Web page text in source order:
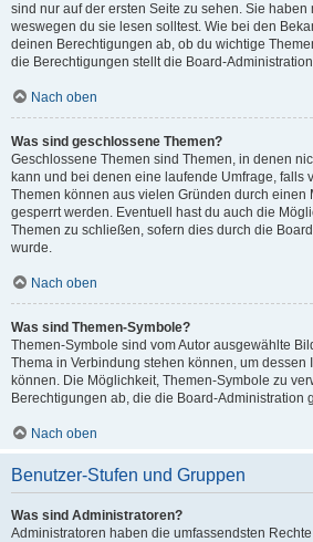
sind nur auf der ersten Seite zu sehen. Sie
weswegen du sie lesen solltest. Wie bei den
deinen Berechtigungen ab, ob du wichtige
die Berechtigungen stellt die Board-
Nach oben
Was sind geschlossene Themen?
Geschlossene Themen sind Themen, in denen
kann und bei denen eine laufende Umfrage, falls
Themen können aus vielen Gründen durch einen
gesperrt werden. Eventuell hast du auch die
Themen zu schließen, sofern dies durch die
wurde.
Nach oben
Was sind Themen-Symbole?
Themen-Symbole sind vom Autor ausgewählte
Thema in Verbindung stehen können, um dessen
können. Die Möglichkeit, Themen-Symbole zu
Berechtigungen ab, die die Board-Administration
Nach oben
Benutzer-Stufen und Gruppen
Was sind Administratoren?
Administratoren haben die umfassendsten